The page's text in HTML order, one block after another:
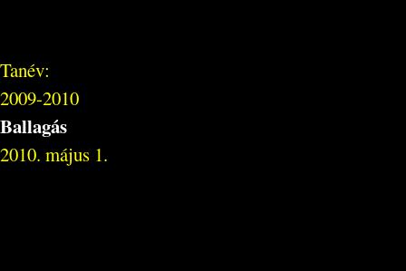
Tanév:
2009-2010
Ballagás
2010. május 1.